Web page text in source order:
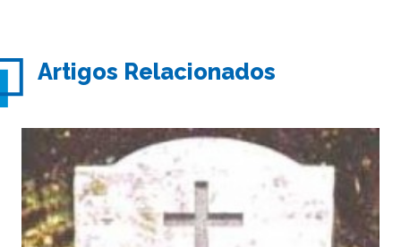
Artigos Relacionados